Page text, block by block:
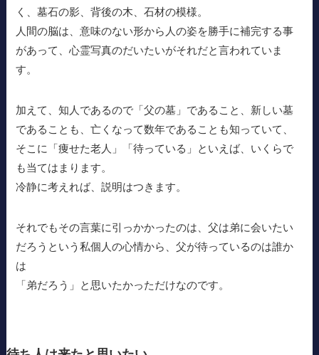
く、墓石の影、背後の木、石材の模様。
人間の脳は、意味のない形から人の姿を勝手に補完する事
があって、心霊写真のだいたいがそれだと言われていま
す。
加えて、知人であるので「父の墓」であること、新しい墓
であることも、亡くなって数年であることも知っていて、
そこに「痩せた老人」「待っている」といえば、いくらで
も当てはまります。
冷静に考えれば、説明はつきます。
それでもその言葉に引っかかったのは、父は弟に会いたい
だろうという私個人の心情から、父が待っているのは誰か
は
「弟だろう」と思いたかっただけなのです。